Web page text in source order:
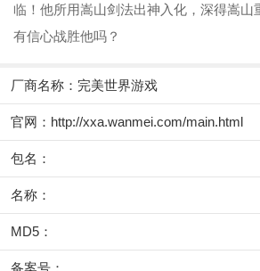
临！他所用嵩山剑法出神入化，深得嵩山
有信心战胜他吗？
厂商名称： 完美世界游戏
官网： http://xxa.wanmei.com/main.html
包名：
名称：
MD5：
备案号：